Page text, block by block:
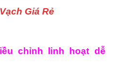
Giá Rẻ
chỉnh linh hoạt dễ